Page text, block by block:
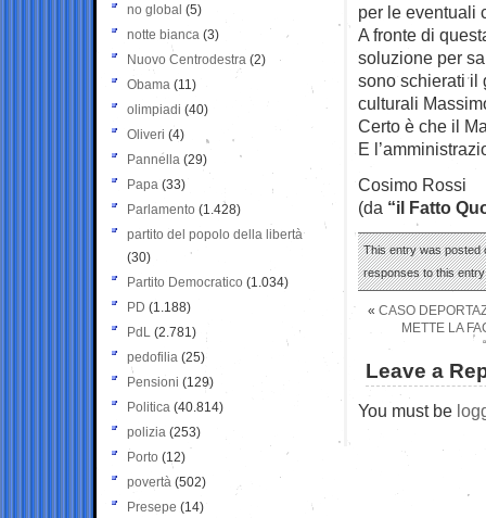
per le eventuali
A fronte di
soluzione per
sono schierati il
culturali
Certo è che il
E
Cosimo Rossi
(da “il Fatto
This entry was posted
responses to this
« CASO
METTE LA
Leave a
You must be
no global (5)
notte bianca (3)
Nuovo Centrodestra (2)
Obama (11)
olimpiadi (40)
Oliveri (4)
Pannella (29)
Papa (33)
Parlamento (1.428)
partito del popolo della libertà
(30)
Partito Democratico (1.034)
PD (1.188)
PdL (2.781)
pedofilia (25)
Pensioni (129)
Politica (40.814)
polizia (253)
Porto (12)
povertà (502)
Presepe (14)